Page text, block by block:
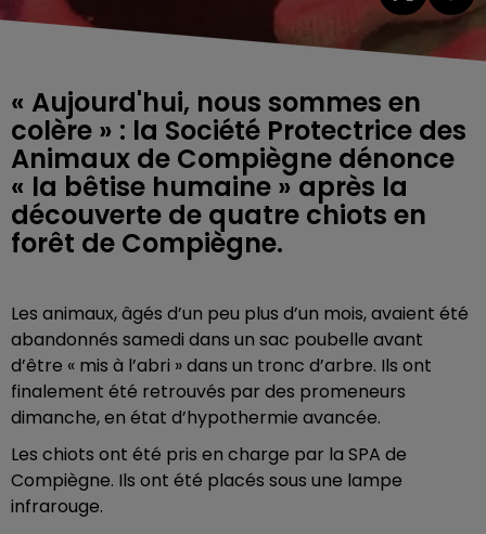
« Aujourd'hui, nous sommes en
colère » : la Société Protectrice des
Animaux de Compiègne dénonce
« la bêtise humaine » après la
découverte de quatre chiots en
forêt de Compiègne.
Les animaux, âgés d’un peu plus d’un mois, avaient été
abandonnés samedi dans un sac poubelle avant
d’être « mis à l’abri » dans un tronc d’arbre. Ils ont
finalement été retrouvés par des promeneurs
dimanche, en état d’hypothermie avancée.
Les chiots ont été pris en charge par la SPA de
Compiègne. Ils ont été placés sous une lampe
infrarouge.